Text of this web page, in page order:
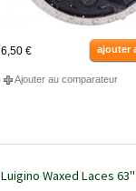
6,50 € ajouter
Ajouter au comparateur
Luigino Waxed Laces 63"